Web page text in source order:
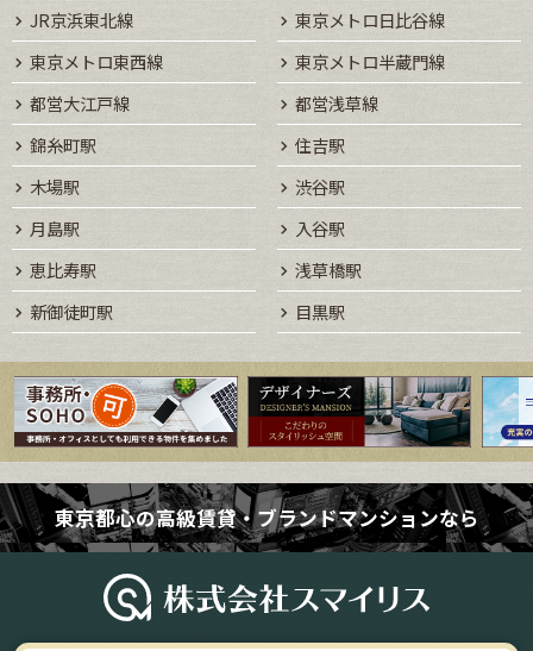
JR京浜東北線
東京メトロ日比谷線
東京メトロ東西線
東京メトロ半蔵門線
都営大江戸線
都営浅草線
錦糸町駅
住吉駅
木場駅
渋谷駅
月島駅
入谷駅
恵比寿駅
浅草橋駅
新御徒町駅
目黒駅
東京都心の高級賃貸・ブランドマンションなら